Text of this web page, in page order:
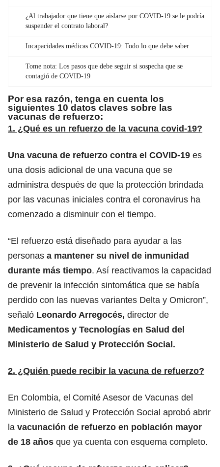
¿Al trabajador que tiene que aislarse por COVID-19 se le podría
suspender el contrato laboral?
Incapacidades médicas COVID-19: Todo lo que debe saber
Tome nota: Los pasos que debe seguir si sospecha que se
contagió de COVID-19
Por esa razón, tenga en cuenta los
siguientes 10 datos claves sobre las
vacunas de refuerzo:
1. ¿Qué es un refuerzo de la vacuna covid-19?
Una vacuna de refuerzo contra el COVID-19 es
una dosis adicional de una vacuna que se
administra después de que la protección brindada
por las vacunas iniciales contra el coronavirus ha
comenzado a disminuir con el tiempo.
“El refuerzo está diseñado para ayudar a las
personas a mantener su nivel de inmunidad
durante más tiempo. Así reactivamos la capacidad
de prevenir la infección sintomática que se había
perdido con las nuevas variantes Delta y Omicron”,
señaló Leonardo Arregocés, director de
Medicamentos y Tecnologías en Salud del
Ministerio de Salud y Protección Social.
2. ¿Quién puede recibir la vacuna de refuerzo?
En Colombia, el Comité Asesor de Vacunas del
Ministerio de Salud y Protección Social aprobó abrir
la vacunación de refuerzo en población mayor
de 18 años que ya cuenta con esquema completo.